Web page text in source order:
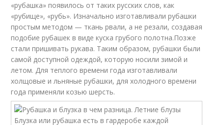
«рубашка» появилось от таких русских слов, как
«рубище», «рубь». Изначально изготавливали рубашки
простым методом — ткань рвали, а не резали, создавая
подобие рубашек в виде куска грубого полотна.Позже
стали пришивать рукава. Таким образом, рубашки были
самой доступной одеждой, которую носили зимой и
летом. Для теплого времени года изготавливали
холщовые и льняные рубашки, для холодного времени
года применяли козью шерсть.